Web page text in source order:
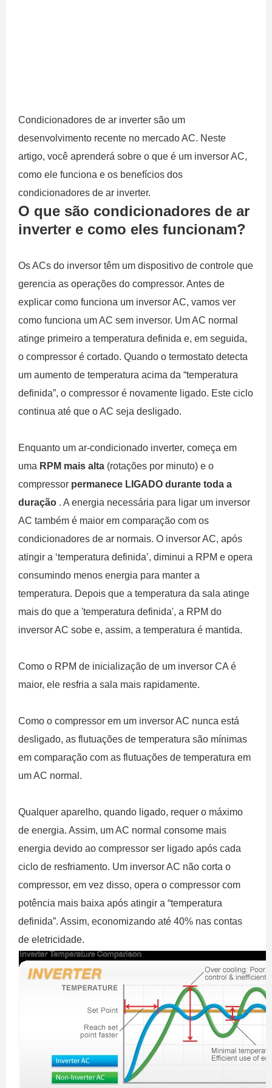
Condicionadores de ar inverter são um
desenvolvimento recente no mercado AC. Neste
artigo, você aprenderá sobre o que é um inversor AC,
como ele funciona e os benefícios dos
condicionadores de ar inverter.
O que são condicionadores de ar
inverter e como eles funcionam?
Os ACs do inversor têm um dispositivo de controle que
gerencia as operações do compressor. Antes de
explicar como funciona um inversor AC, vamos ver
como funciona um AC sem inversor. Um AC normal
atinge primeiro a temperatura definida e, em seguida,
o compressor é cortado. Quando o termostato detecta
um aumento de temperatura acima da “temperatura
definida”, o compressor é novamente ligado. Este ciclo
continua até que o AC seja desligado.
Enquanto um ar-condicionado inverter, começa em
uma RPM mais alta (rotações por minuto) e o
compressor permanece LIGADO durante toda a
duração . A energia necessária para ligar um inversor
AC também é maior em comparação com os
condicionadores de ar normais. O inversor AC, após
atingir a ‘temperatura definida’, diminui a RPM e opera
consumindo menos energia para manter a
temperatura. Depois que a temperatura da sala atinge
mais do que a 'temperatura definida', a RPM do
inversor AC sobe e, assim, a temperatura é mantida.
Como o RPM de inicialização de um inversor CA é
maior, ele resfria a sala mais rapidamente.
Como o compressor em um inversor AC nunca está
desligado, as flutuações de temperatura são mínimas
em comparação com as flutuações de temperatura em
um AC normal.
Qualquer aparelho, quando ligado, requer o máximo
de energia. Assim, um AC normal consome mais
energia devido ao compressor ser ligado após cada
ciclo de resfriamento. Um inversor AC não corta o
compressor, em vez disso, opera o compressor com
potência mais baixa após atingir a “temperatura
definida”. Assim, economizando até 40% nas contas
de eletricidade.